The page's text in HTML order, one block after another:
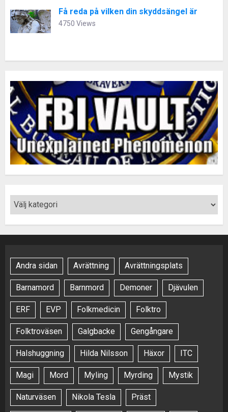
Få reda på vilken din skyddsängel är
4750 Views
Andra sidan Avrättning Avrättningsplats
Barnamord Barnmord Demoner Djävulen
ERF EVP Folkmedicin Folktro
Folktroväsen Galgbacke Gengångare
Halshuggning Hilda Nilsson Häxor ITC
Magi Mord Myling Myrding Mystik
Naturväsen Nikola Tesla Präst